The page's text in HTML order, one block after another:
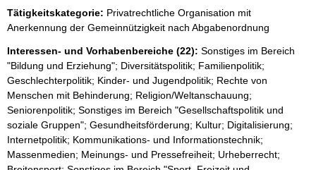
e
p
r
o
S
e
i
t
e
r
Tätigkeitskategorie: Privatrechtliche Organisation mit
Anerkennung der Gemeinnützigkeit nach Abgabenordnung
Interessen- und Vorhabenbereiche (22): Sonstiges im Bereich
"Bildung und Erziehung"; Diversitätspolitik; Familienpolitik;
Geschlechterpolitik; Kinder- und Jugendpolitik; Rechte von
Menschen mit Behinderung; Religion/Weltanschauung;
Seniorenpolitik; Sonstiges im Bereich "Gesellschaftspolitik und
soziale Gruppen"; Gesundheitsförderung; Kultur; Digitalisierung;
Internetpolitik; Kommunikations- und Informationstechnik;
Massenmedien; Meinungs- und Pressefreiheit; Urheberrecht;